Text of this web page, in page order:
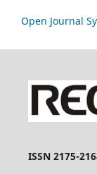
Open Journal
ISSN 2175-